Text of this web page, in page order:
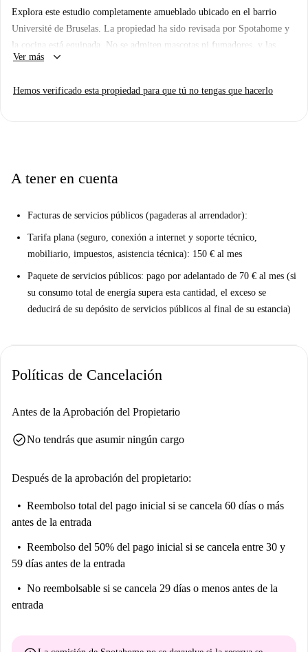
Explora este estudio completamente amueblado ubicado en el barrio
Université de Bruselas. La propiedad ha sido revisada por Spotahome y
la cocina está equipada. No se admiten mascotas ni fumadores, y las
parejas son bienvenidas. Lamentablemente, el alojamiento no dispone de
Ver más keyboard_arrow_down
Hemos verificado esta propiedad para que tú no tengas que hacerlo
A tener en cuenta
Facturas de servicios públicos (pagaderas al arrendador):
Tarifa plana (seguro, conexión a internet y soporte técnico,
mobiliario, impuestos, asistencia técnica): 150 € al mes
Paquete de servicios públicos: pago por adelantado de 70 € al mes (si
su consumo total de energía supera esta cantidad, el exceso se
deducirá de su depósito de servicios públicos al final de su estancia)
Políticas de Cancelación
Antes de la Aprobación del Propietario
check_circleNo tendrás que asumir ningún cargo
Después de la aprobación del propietario:
Reembolso total del pago inicial si se cancela 60 días o más
antes de la entrada
Reembolso del 50% del pago inicial si se cancela entre 30 y
59 días antes de la entrada
No reembolsable si se cancela 29 días o menos antes de la
entrada